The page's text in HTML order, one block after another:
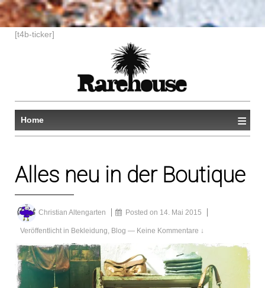
↓[t4b-ticker]
Home ≡
Alles neu in der Boutique
Christian Altengarten Posted on 14. Mai 2015
Veröffentlicht in Bekleidung Blog — Keine Kommentare ↓